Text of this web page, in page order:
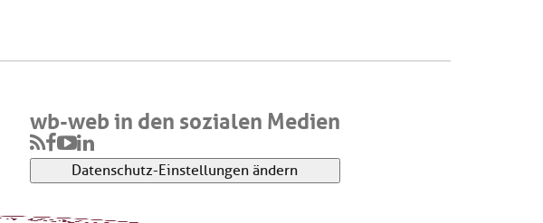
wb-web in den sozialen Medien
Datenschutz-Einstellungen ändern